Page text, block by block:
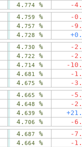
4. 774 % -4 .
4. 759 % -0 .
4. 757 % -9 .
4. 728 % +0 .
4. 730 % -2 .
4. 722 % -2 .
4. 714 % -10 .
4. 681 % -1 .
4. 675 % -3 .
4. 665 % -5 .
4. 648 % -2 .
4. 639 % +21 .
4. 706 % -6 .
4. 687 % -7 .
4. 664 % -1 .